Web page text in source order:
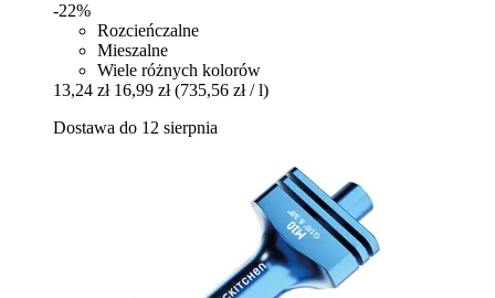
-22%
Rozcieńczalne
Mieszalne
Wiele różnych kolorów
13,24 zł 16,99 zł (735,56 zł / l)
Dostawa do 12 sierpnia